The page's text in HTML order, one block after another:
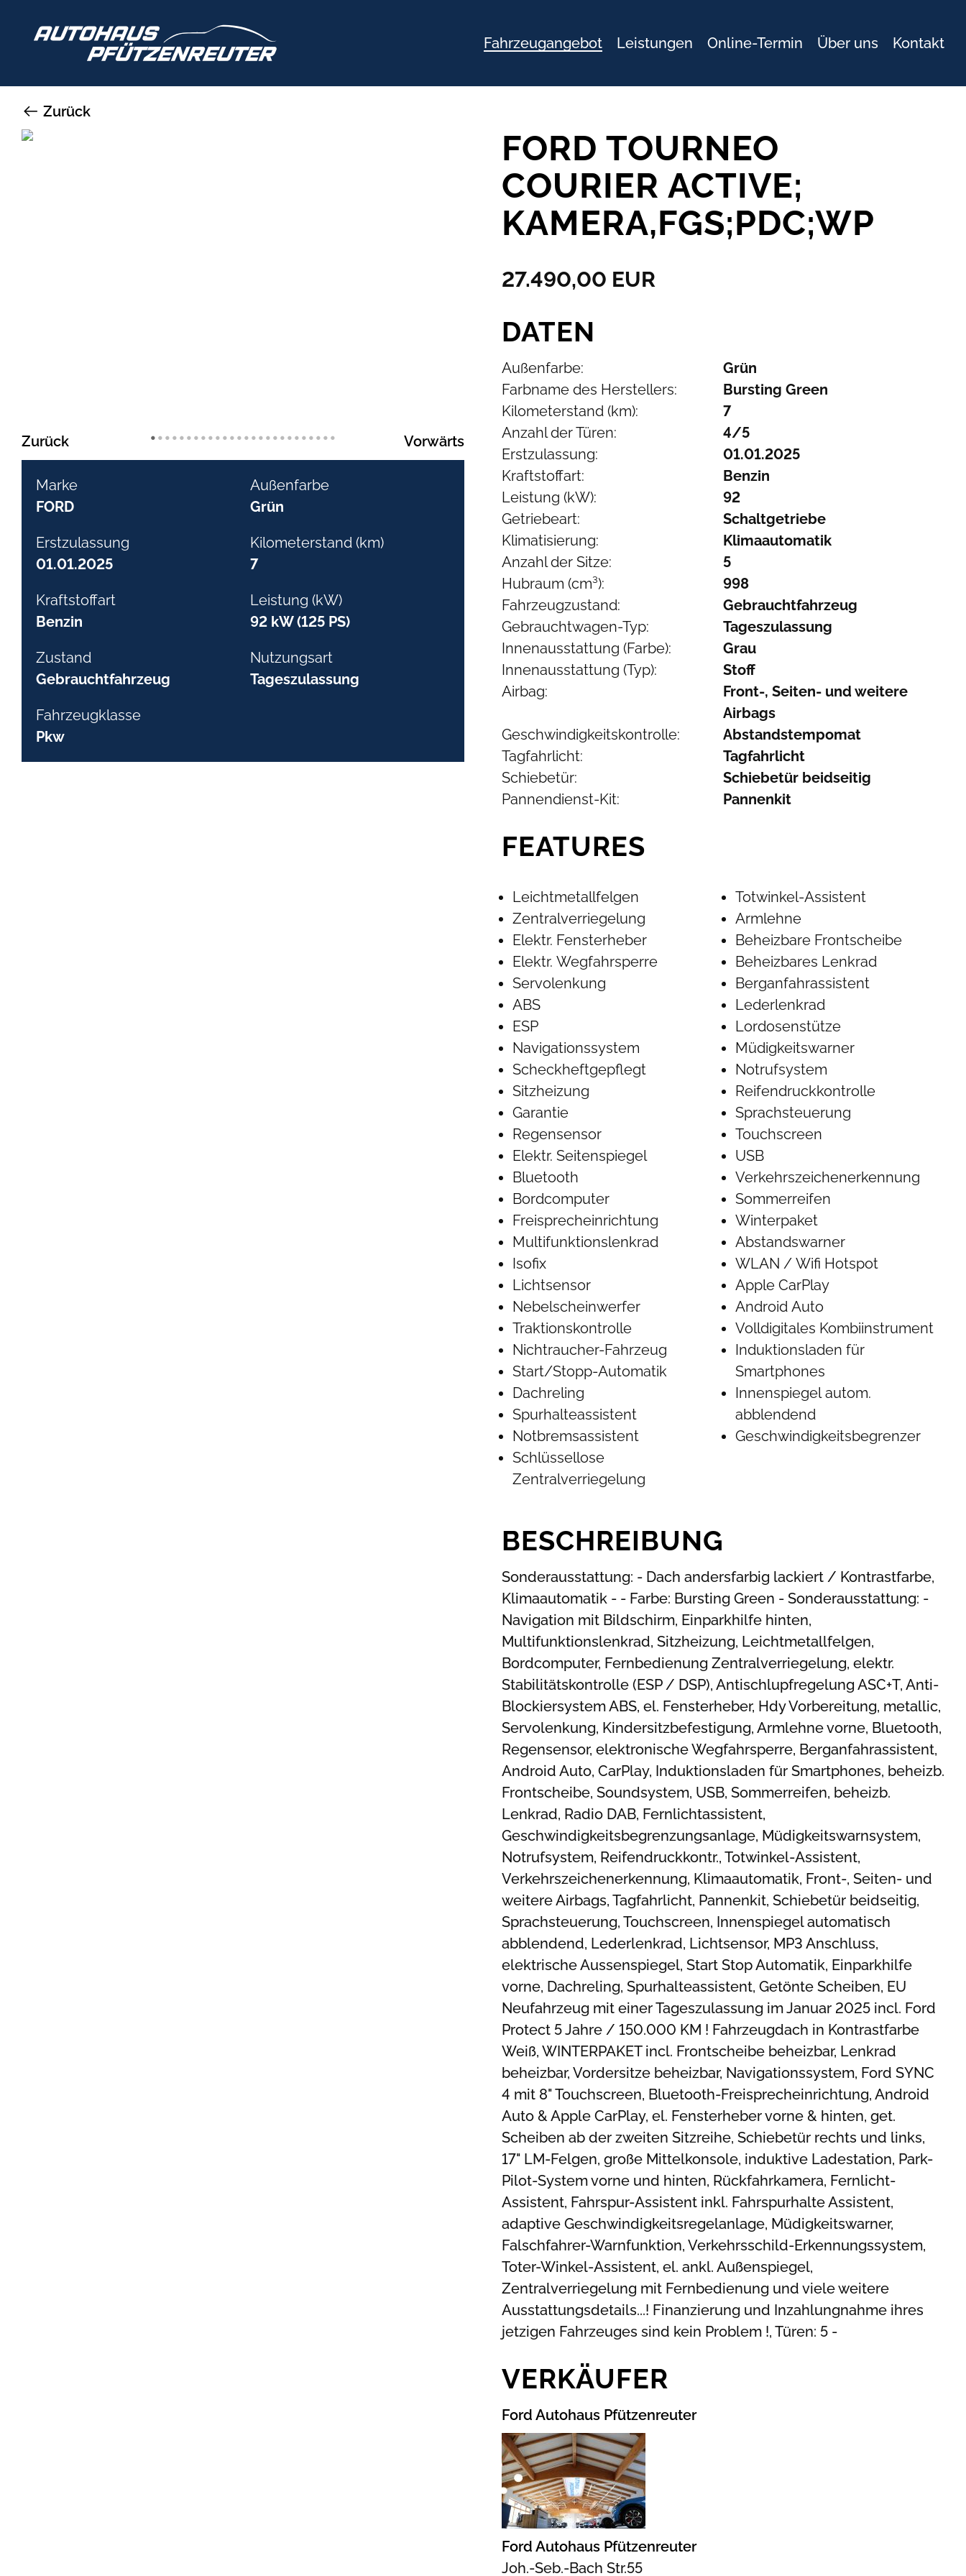
Navigation
überspringen
Fahrzeugangebot Leistungen Online-Termin Über uns Kontakt
Zurück
Zurück •••••••••••••••••••••••••• Vorwärts
Marke
FORD
Außenfarbe
Grün
Erstzulassung
01.01.2025
Kilometerstand (km)
7
Kraftstoffart
Benzin
Leistung (kW)
92 kW (125 PS)
Zustand
Gebrauchtfahrzeug
Nutzungsart
Tageszulassung
Fahrzeugklasse
Pkw
FORD TOURNEO
COURIER ACTIVE;
KAMERA,FGS;PDC;WP
27.490,00 EUR
DATEN
Außenfarbe:
Grün
Farbname des Herstellers:
Bursting Green
Kilometerstand (km):
7
Anzahl der Türen:
4/5
Erstzulassung:
01.01.2025
Kraftstoffart:
Benzin
Leistung (kW):
92
Getriebeart:
Schaltgetriebe
Klimatisierung:
Klimaautomatik
Anzahl der Sitze:
5
Hubraum (cm³):
998
Fahrzeugzustand:
Gebrauchtfahrzeug
Gebrauchtwagen-Typ:
Tageszulassung
Innenausstattung (Farbe):
Grau
Innenausstattung (Typ):
Stoff
Airbag:
Front-, Seiten- und weitere
Airbags
Geschwindigkeitskontrolle:
Abstandstempomat
Tagfahrlicht:
Tagfahrlicht
Schiebetür:
Schiebetür beidseitig
Pannendienst-Kit:
Pannenkit
FEATURES
Leichtmetallfelgen
Zentralverriegelung
Elektr. Fensterheber
Elektr. Wegfahrsperre
Servolenkung
ABS
ESP
Navigationssystem
Scheckheftgepflegt
Sitzheizung
Garantie
Regensensor
Elektr. Seitenspiegel
Bluetooth
Bordcomputer
Freisprecheinrichtung
Multifunktionslenkrad
Isofix
Lichtsensor
Nebelscheinwerfer
Traktionskontrolle
Nichtraucher-Fahrzeug
Start/Stopp-Automatik
Dachreling
Spurhalteassistent
Notbremsassistent
Schlüssellose
Zentralverriegelung
Totwinkel-Assistent
Armlehne
Beheizbare Frontscheibe
Beheizbares Lenkrad
Berganfahrassistent
Lederlenkrad
Lordosenstütze
Müdigkeitswarner
Notrufsystem
Reifendruckkontrolle
Sprachsteuerung
Touchscreen
USB
Verkehrszeichenerkennung
Sommerreifen
Winterpaket
Abstandswarner
WLAN / Wifi Hotspot
Apple CarPlay
Android Auto
Volldigitales Kombiinstrument
Induktionsladen für
Smartphones
Innenspiegel autom.
abblendend
Geschwindigkeitsbegrenzer
BESCHREIBUNG
Sonderausstattung: - Dach andersfarbig lackiert / Kontrastfarbe,
Klimaautomatik - - Farbe: Bursting Green - Sonderausstattung: -
Navigation mit Bildschirm, Einparkhilfe hinten,
Multifunktionslenkrad, Sitzheizung, Leichtmetallfelgen,
Bordcomputer, Fernbedienung Zentralverriegelung, elektr.
Stabilitätskontrolle (ESP / DSP), Antischlupfregelung ASC+T, Anti-
Blockiersystem ABS, el. Fensterheber, Hdy Vorbereitung, metallic,
Servolenkung, Kindersitzbefestigung, Armlehne vorne, Bluetooth,
Regensensor, elektronische Wegfahrsperre, Berganfahrassistent,
Android Auto, CarPlay, Induktionsladen für Smartphones, beheizb.
Frontscheibe, Soundsystem, USB, Sommerreifen, beheizb.
Lenkrad, Radio DAB, Fernlichtassistent,
Geschwindigkeitsbegrenzungsanlage, Müdigkeitswarnsystem,
Notrufsystem, Reifendruckkontr., Totwinkel-Assistent,
Verkehrszeichenerkennung, Klimaautomatik, Front-, Seiten- und
weitere Airbags, Tagfahrlicht, Pannenkit, Schiebetür beidseitig,
Sprachsteuerung, Touchscreen, Innenspiegel automatisch
abblendend, Lederlenkrad, Lichtsensor, MP3 Anschluss,
elektrische Aussenspiegel, Start Stop Automatik, Einparkhilfe
vorne, Dachreling, Spurhalteassistent, Getönte Scheiben, EU
Neufahrzeug mit einer Tageszulassung im Januar 2025 incl. Ford
Protect 5 Jahre / 150.000 KM ! Fahrzeugdach in Kontrastfarbe
Weiß, WINTERPAKET incl. Frontscheibe beheizbar, Lenkrad
beheizbar, Vordersitze beheizbar, Navigationssystem, Ford SYNC
4 mit 8" Touchscreen, Bluetooth-Freisprecheinrichtung, Android
Auto & Apple CarPlay, el. Fensterheber vorne & hinten, get.
Scheiben ab der zweiten Sitzreihe, Schiebetür rechts und links,
17" LM-Felgen, große Mittelkonsole, induktive Ladestation, Park-
Pilot-System vorne und hinten, Rückfahrkamera, Fernlicht-
Assistent, Fahrspur-Assistent inkl. Fahrspurhalte Assistent,
adaptive Geschwindigkeitsregelanlage, Müdigkeitswarner,
Falschfahrer-Warnfunktion, Verkehrsschild-Erkennungssystem,
Toter-Winkel-Assistent, el. ankl. Außenspiegel,
Zentralverriegelung mit Fernbedienung und viele weitere
Ausstattungsdetails...! Finanzierung und Inzahlungnahme ihres
jetzigen Fahrzeuges sind kein Problem !, Türen: 5 -
VERKÄUFER
Ford Autohaus Pfützenreuter
Ford Autohaus Pfützenreuter
Joh.-Seb.-Bach Str.55